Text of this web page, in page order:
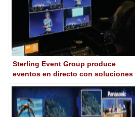
Sterling Event Group produce
eventos en directo con soluciones